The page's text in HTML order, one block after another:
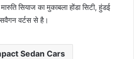
सियाज का मुकाबला होंडा सिटी, हुंडई
वर्टस से है।
Sedan Cars